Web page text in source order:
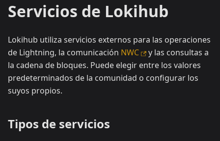
Servicios de Lokihub
Lokihub utiliza servicios externos para las operaciones
de Lightning, la comunicación NWC
y las consultas a
la cadena de bloques. Puede elegir entre los valores
predeterminados de la comunidad o configurar los
suyos propios.
Tipos de servicios